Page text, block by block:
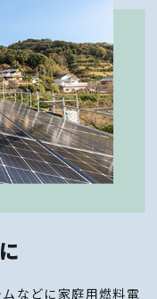
などに家庭用燃料電